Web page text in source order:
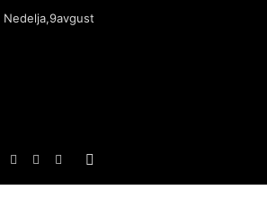
Nedelja,9avgust
Facebook
X
(Twitter)
Instagram